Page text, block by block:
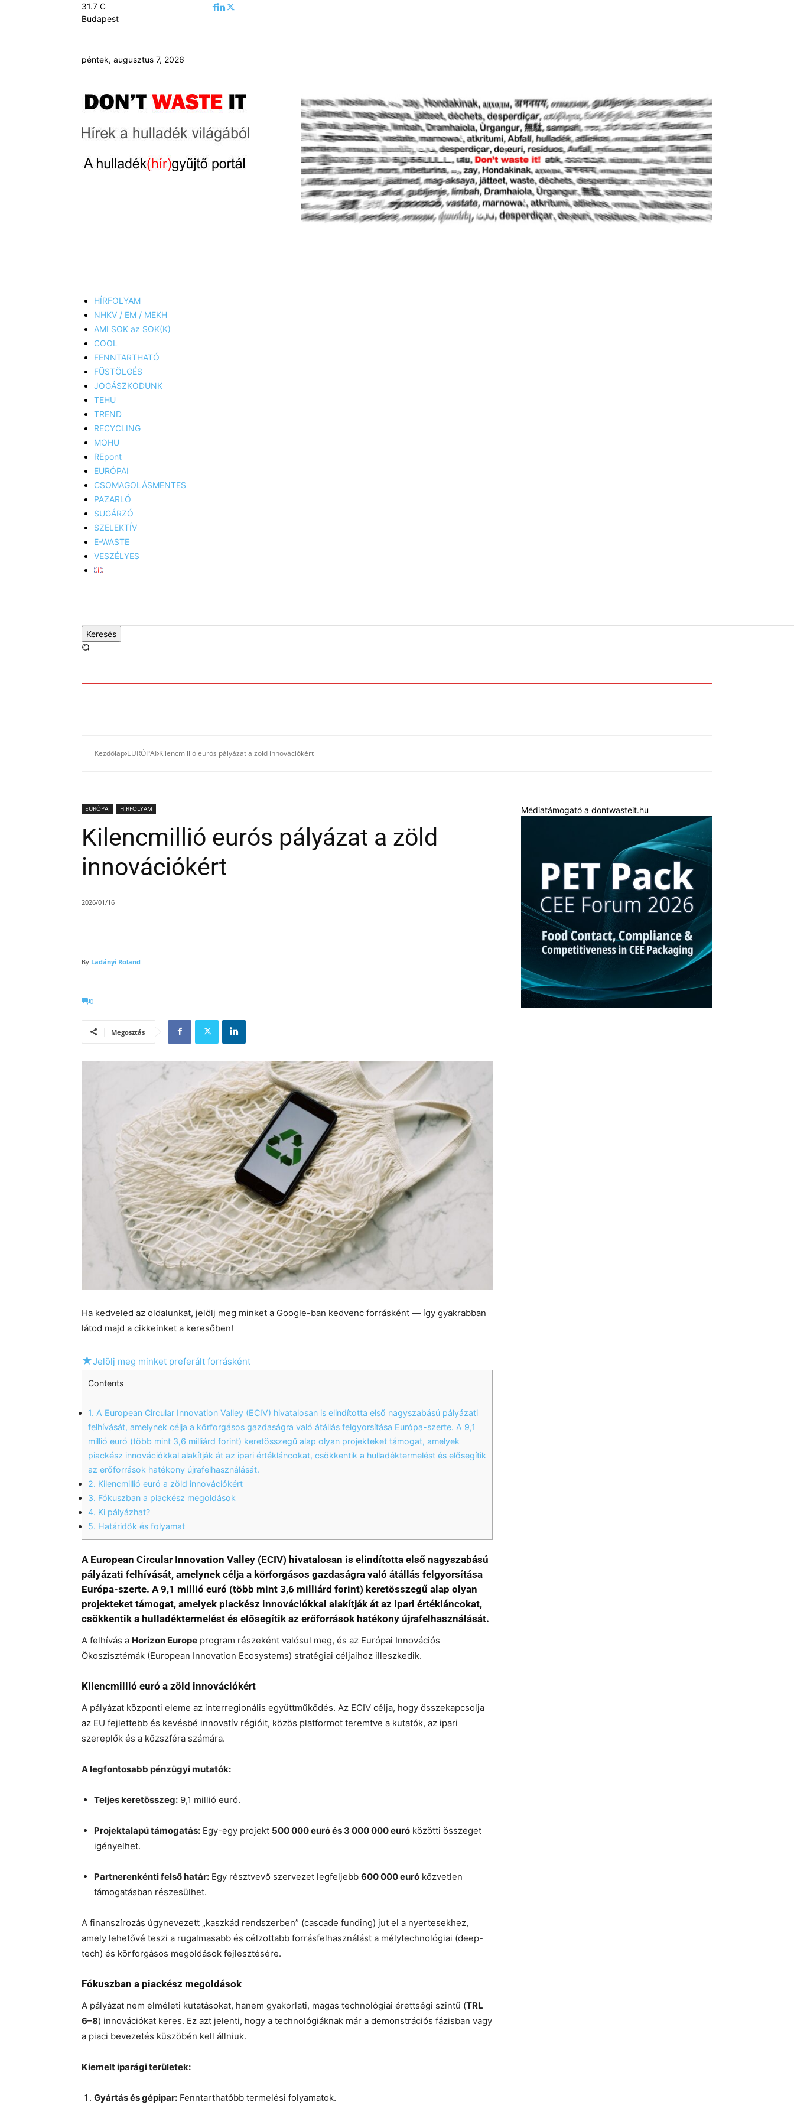
31.7 C
Budapest
péntek, augusztus 7, 2026
HÍRFOLYAM
NHKV / EM / MEKH
AMI SOK az SOK(K)
COOL
FENNTARTHATÓ
FÜSTÖLGÉS
JOGÁSZKODUNK
TEHU
TREND
RECYCLING
MOHU
REpont
EURÓPAI
CSOMAGOLÁSMENTES
PAZARLÓ
SUGÁRZÓ
SZELEKTÍV
E-WASTE
VESZÉLYES
Keresés
Kezdőlap EURÓPAI Kilencmillió eurós pályázat a zöld innovációkért
EURÓPAI HÍRFOLYAM
Kilencmillió eurós pályázat a zöld
innovációkért
2026/01/16
By Ladányi Roland
0
Megosztás
Ha kedveled az oldalunkat, jelölj meg minket a Google-ban kedvenc forrásként — így gyakrabban
látod majd a cikkeinket a keresőben!
★Jelölj meg minket preferált forrásként
Contents
1. A European Circular Innovation Valley (ECIV) hivatalosan is elindította első nagyszabású pályázati
felhívását, amelynek célja a körforgásos gazdaságra való átállás felgyorsítása Európa-szerte. A 9,1
millió euró (több mint 3,6 milliárd forint) keretösszegű alap olyan projekteket támogat, amelyek
piackész innovációkkal alakítják át az ipari értékláncokat, csökkentik a hulladéktermelést és elősegítik
az erőforrások hatékony újrafelhasználását.
2. Kilencmillió euró a zöld innovációkért
3. Fókuszban a piackész megoldások
4. Ki pályázhat?
5. Határidők és folyamat
A European Circular Innovation Valley (ECIV) hivatalosan is elindította első nagyszabású
pályázati felhívását, amelynek célja a körforgásos gazdaságra való átállás felgyorsítása
Európa-szerte. A 9,1 millió euró (több mint 3,6 milliárd forint) keretösszegű alap olyan
projekteket támogat, amelyek piackész innovációkkal alakítják át az ipari értékláncokat,
csökkentik a hulladéktermelést és elősegítik az erőforrások hatékony újrafelhasználását.
A felhívás a Horizon Europe program részeként valósul meg, és az Európai Innovációs
Ökoszisztémák (European Innovation Ecosystems) stratégiai céljaihoz illeszkedik.
Kilencmillió euró a zöld innovációkért
A pályázat központi eleme az interregionális együttműködés. Az ECIV célja, hogy összekapcsolja
az EU fejlettebb és kevésbé innovatív régióit, közös platformot teremtve a kutatók, az ipari
szereplők és a közszféra számára.
A legfontosabb pénzügyi mutatók:
Teljes keretösszeg: 9,1 millió euró.
Projektalapú támogatás: Egy-egy projekt 500 000 euró és 3 000 000 euró közötti összeget
igényelhet.
Partnerenkénti felső határ: Egy résztvevő szervezet legfeljebb 600 000 euró közvetlen
támogatásban részesülhet.
A finanszírozás úgynevezett „kaszkád rendszerben” (cascade funding) jut el a nyertesekhez,
amely lehetővé teszi a rugalmasabb és célzottabb forrásfelhasználást a mélytechnológiai (deep-
tech) és körforgásos megoldások fejlesztésére.
Fókuszban a piackész megoldások
A pályázat nem elméleti kutatásokat, hanem gyakorlati, magas technológiai érettségi szintű (TRL
6–8) innovációkat keres. Ez azt jelenti, hogy a technológiáknak már a demonstrációs fázisban vagy
a piaci bevezetés küszöbén kell állniuk.
Kiemelt iparági területek:
Gyártás és gépipar: Fenntarthatóbb termelési folyamatok.
Médiatámogató a dontwasteit.hu